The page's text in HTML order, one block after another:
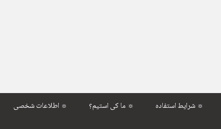
اطلاعات شخصی ☼ ما کی استیم؟ ☼ شرایط استفاده ☼